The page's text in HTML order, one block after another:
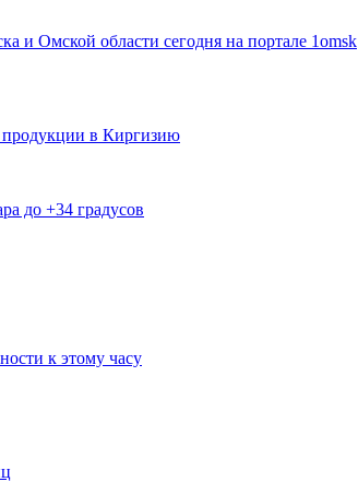
и Омской области сегодня на портале 1omsk
продукции в Киргизию
до +34 градусов
к этому часу